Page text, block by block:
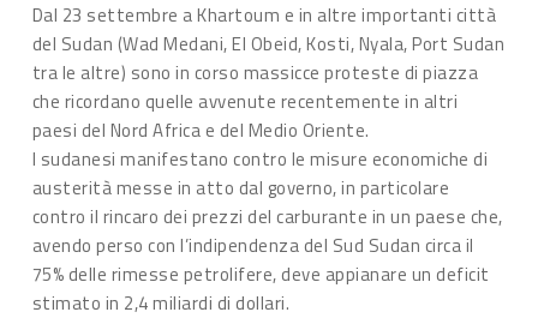
Dal 23 settembre a Khartoum e in altre importanti città
del Sudan (Wad Medani, El Obeid, Kosti, Nyala, Port Sudan
tra le altre) sono in corso massicce proteste di piazza
che ricordano quelle avvenute recentemente in altri
paesi del Nord Africa e del Medio Oriente.
I sudanesi manifestano contro le misure economiche di
austerità messe in atto dal governo, in particolare
contro il rincaro dei prezzi del carburante in un paese che,
avendo perso con l’indipendenza del Sud Sudan circa il
75% delle rimesse petrolifere, deve appianare un deficit
stimato in 2,4 miliardi di dollari.